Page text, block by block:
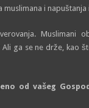
muslimana i
Muslimani
ga se ne drže, kao
od vašeg